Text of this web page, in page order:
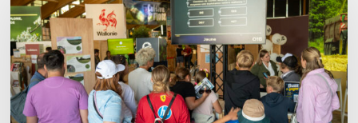
quatre
journées
riches
en
rencontres
à